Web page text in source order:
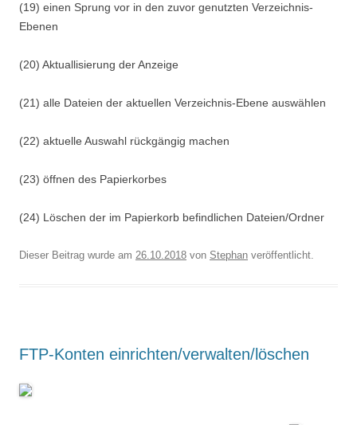
(19) einen Sprung vor in den zuvor genutzten Verzeichnis-
Ebenen
(20) Aktuallisierung der Anzeige
(21) alle Dateien der aktuellen Verzeichnis-Ebene auswählen
(22) aktuelle Auswahl rückgängig machen
(23) öffnen des Papierkorbes
(24) Löschen der im Papierkorb befindlichen Dateien/Ordner
Dieser Beitrag wurde am 26.10.2018 von Stephan veröffentlicht.
FTP-Konten einrichten/verwalten/löschen